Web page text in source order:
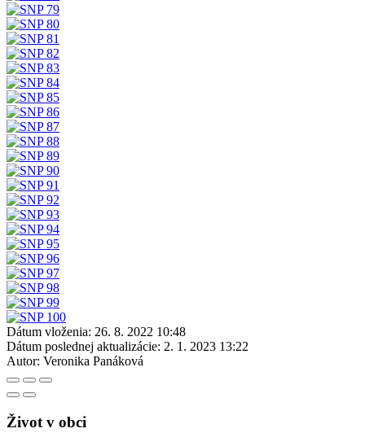
Dátum vloženia: 26. 8. 2022 10:48
Dátum poslednej aktualizácie: 2. 1. 2023 13:22
Autor: Veronika Panáková
Život v obci